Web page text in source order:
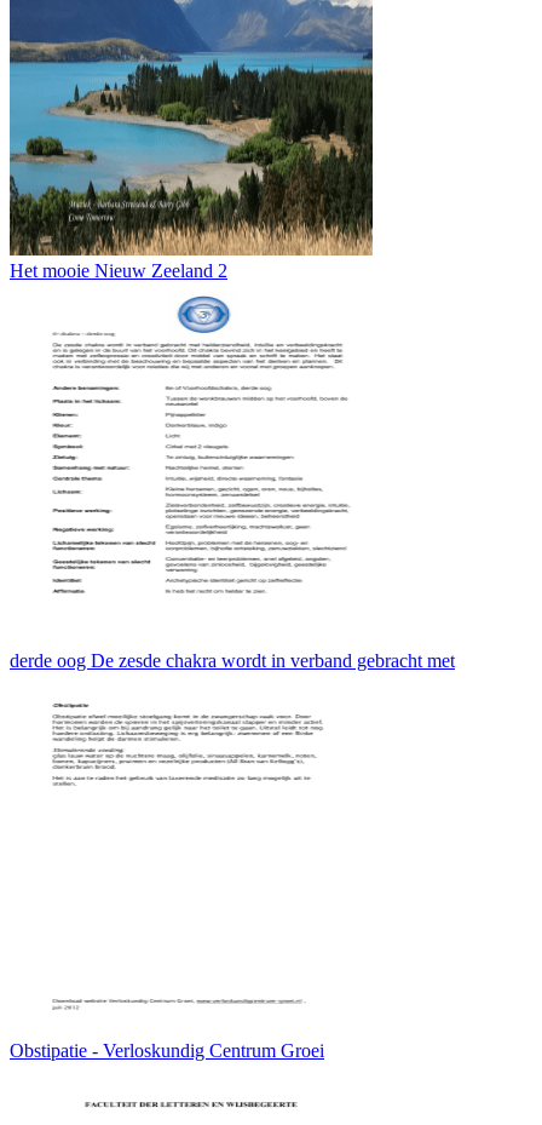
Het mooie Nieuw Zeeland 2
derde oog De zesde chakra wordt in verband gebracht met
Obstipatie - Verloskundig Centrum Groei